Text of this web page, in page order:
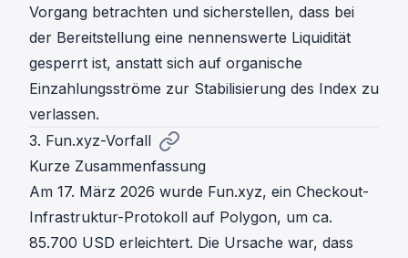
Vorgang betrachten und sicherstellen, dass bei
der Bereitstellung eine nennenswerte Liquidität
gesperrt ist, anstatt sich auf organische
Einzahlungsströme zur Stabilisierung des Index zu
verlassen.
3. Fun.xyz-Vorfall
Kurze Zusammenfassung
Am 17. März 2026 wurde Fun.xyz, ein Checkout-
Infrastruktur-Protokoll auf Polygon, um ca.
85.700 USD erleichtert. Die Ursache war, dass